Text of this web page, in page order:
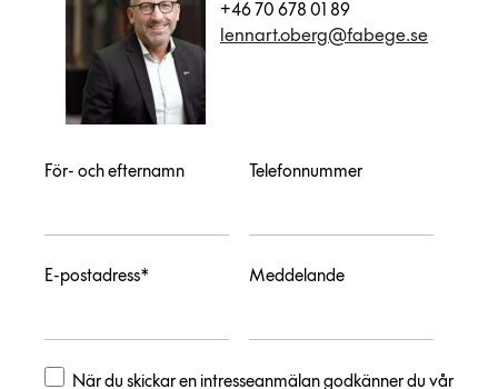
+46 70 678 01 89
lennart.oberg@fabege.se
För- och efternamn Telefonnummer
E-postadress* Meddelande
När du skickar en intresseanmälan godkänner du vår